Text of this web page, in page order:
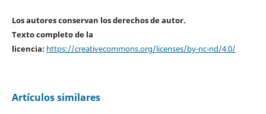
Los autores conservan los derechos de autor.
Texto completo de la
licencia: https://creativecommons.org/licenses/by-nc-nd/4.0/
Artículos similares